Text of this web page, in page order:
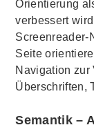
Orientierung
verbessert
Screenreader-
Seite
Navigation zur
Überschriften,
Semantik –